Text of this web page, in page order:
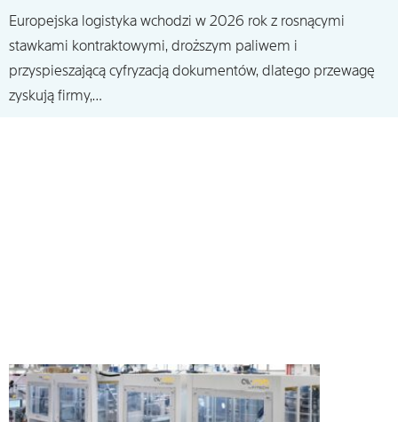
Europejska logistyka wchodzi w 2026 rok z rosnącymi
stawkami kontraktowymi, droższym paliwem i
przyspieszającą cyfryzacją dokumentów, dlatego przewagę
zyskują firmy,…